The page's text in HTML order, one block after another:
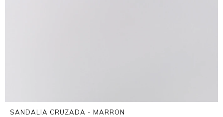
SANDALIA CRUZADA - MARRON